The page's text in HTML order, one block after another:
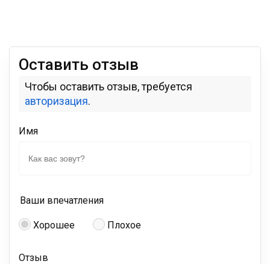
Оставить отзыв
Чтобы оставить отзыв, требуется
авторизация.
Имя
Ваши впечатления
Хорошее Плохое
Отзыв